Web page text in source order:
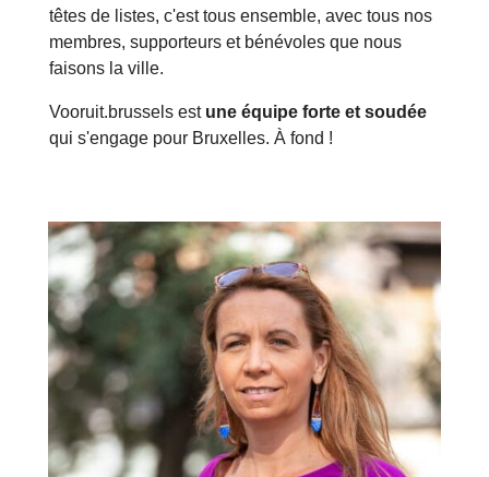
têtes de listes, c'est tous ensemble, avec tous nos
membres, supporteurs et bénévoles que nous
faisons la ville.
Vooruit.brussels est une équipe forte et soudée
qui s'engage pour Bruxelles. À fond !